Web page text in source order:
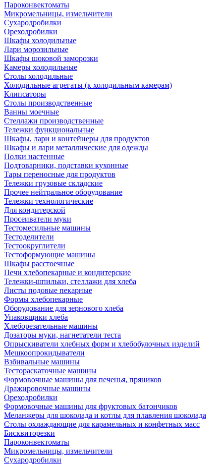
Пароконвектоматы
Микромельницы, измельчители
Сухародробилки
Ореходробилки
Шкафы холодильные
Лари морозильные
Шкафы шоковой заморозки
Камеры холодильные
Столы холодильные
Холодильные агрегаты (к холодильным камерам)
Клипсаторы
Столы производственные
Ванны моечные
Стеллажи производственные
Тележки функциональные
Шкафы, лари и контейнеры для продуктов
Шкафы и лари металлические для одежды
Полки настенные
Подтоварники, подставки кухонные
Тары переносные для продуктов
Тележки грузовые складские
Прочее нейтральное оборудование
Тележки технологические
Для кондитерской
Просеиватели муки
Тестомесильные машины
Тестоделители
Тестоокруглители
Тестоформующие машины
Шкафы расстоечные
Печи хлебопекарные и кондитерские
Тележки-шпильки, стеллажи для хлеба
Листы подовые пекарные
Формы хлебопекарные
Оборудование для зернового хлеба
Упаковщики хлеба
Хлеборезательные машины
Дозаторы муки, нагнетатели теста
Опрыскиватели хлебных форм и хлебобулочных изделий
Мешкоопрокидыватели
Взбивальные машины
Тестораскаточные машины
Формовочные машины для печенья, пряников
Дражировочные машины
Ореходробилки
Формовочные машины для фруктовых батончиков
Меланжеры для шоколада и котлы для плавления шоколада
Столы охлаждающие для карамельных и конфетных масс
Бисквиторезки
Пароконвектоматы
Микромельницы, измельчители
Сухародробилки